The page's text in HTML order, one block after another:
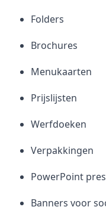
Folders
Brochures
Menukaarten
Prijslijsten
Werfdoeken
Verpakkingen
PowerPoint
Banners voor